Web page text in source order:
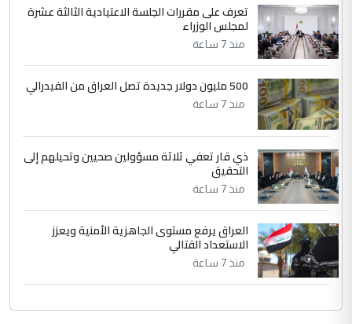
الموضوع :
بين الإهمال واغتصاب الأرض.. بلاد
الرافدين تعاني الجفاف والتصحر!!
تعرف على مقررات الجلسة الاعتيادية الثالثة عشرة
لمجلس الوزراء
منذ 7 ساعة
500 مليون دولار جديدة تصل العراق من الفيدرالي
منذ 7 ساعة
ذي قار تعفي ثلاثة مسؤولين صحيين وتحيلهم إلى
التحقيق
منذ 7 ساعة
العراق يرفع مستوى الجاهزية الأمنية ويعزز
الاستعداد القتالي
منذ 7 ساعة